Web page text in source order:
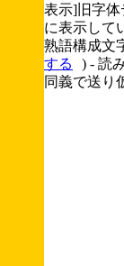
表示]旧字
に表示して
熟語構成文
する
) - 読
同義で送り